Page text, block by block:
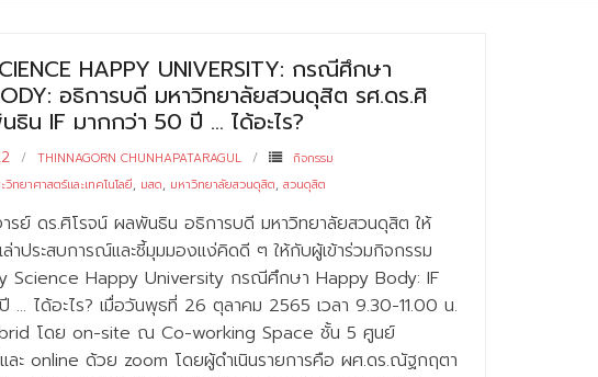
HAPPY UNIVERSITY: กรณีศึกษา
อธิการบดี มหาวิทยาลัยสวนดุสิต รศ.ดร.ศิ
ธิน IF มากกว่า 50 ปี … ได้อะไร?
THINNAGORN CHUNHAPATARAGUL
กิจกรรม
ทยาศาสตร์และเทคโนโลยี, มสด, มหาวิทยาลัยสวนดุสิต,สวนดุสิต
รย์ ดร.ศิโรจน์ ผลพันธิน อธิการบดี มหาวิทยาลัยสวนดุสิต ให้
าประสบการณ์และชี้มุมมองแง่คิดดี ๆ ให้กับผู้เข้าร่วมกิจกรรม
Science Happy University กรณีศึกษา Happy Body: IF
… ได้อะไร? เมื่อวันพุธที่ 26 ตุลาคม 2565 เวลา 9.30-11.00 น.
โดย on-site ณ Co-working Space ชั้น 5 ศูนย์
ละ online ด้วย zoom โดยผู้ดำเนินรายการคือ ผศ.ดร.ณัฐกฤตา